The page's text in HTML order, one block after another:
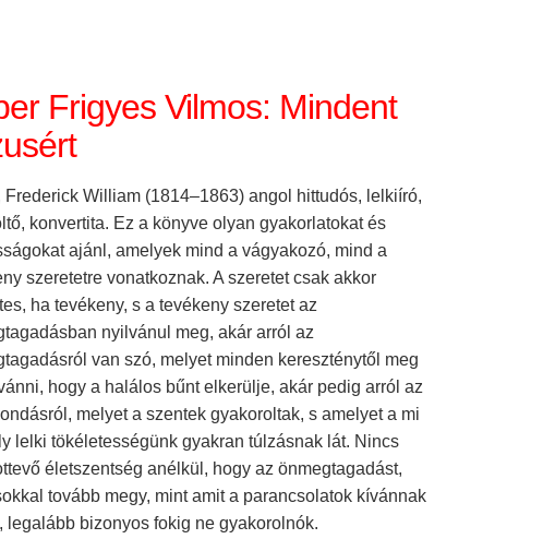
Frigyes Vilmos: Mindent
Frederick William (1814–1863) angol hittudós, lelkiíró,
konvertita. Ez a könyve olyan gyakorlatokat és
ajánl, amelyek mind a vágyakozó, mind a
szeretetre vonatkoznak. A szeretet csak akkor
ha tevékeny, s a tevékeny szeretet az
nyilvánul meg, akár arról az
van szó, melyet minden kereszténytől meg
hogy a halálos bűnt elkerülje, akár pedig arról az
melyet a szentek gyakoroltak, s amelyet a mi
lelki tökéletességünk gyakran túlzásnak lát. Nincs
életszentség anélkül, hogy az önmegtagadást,
tovább megy, mint amit a parancsolatok kívánnak
legalább bizonyos fokig ne gyakorolnók.